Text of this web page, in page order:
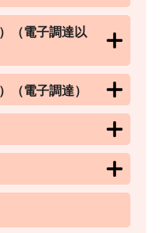
（電子調達以
（電子調達）